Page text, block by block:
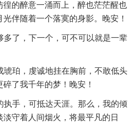
徨的醉意一涌而上，醉也茫茫醒也
伴随着一个落寞的身影。晚安！
多了，下一个，可不可以就是一辈
琥珀，虔诚地挂在胸前，不敢低头
了我千年的梦！晚安！
执手，可抵达天涯。那么，我的倾
守着人间烟火，将最平凡的日